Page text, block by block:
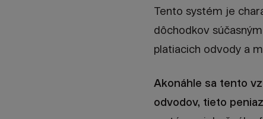
Tento systém je
dôchodkov
platiacich odvody a
Akonáhle sa tento
odvodov, tieto